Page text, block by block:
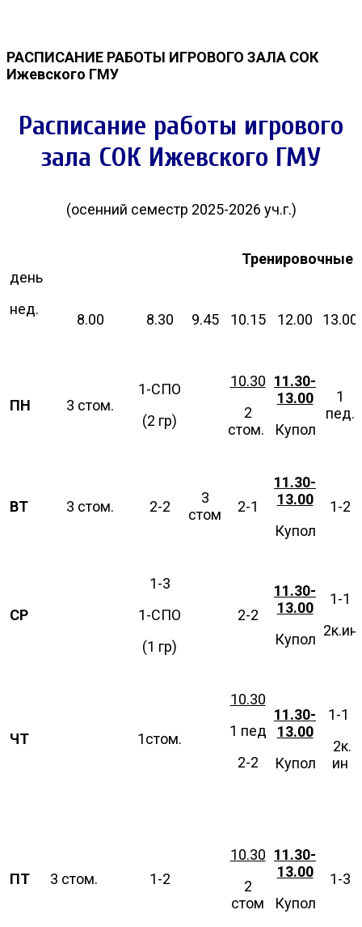
РАСПИСАНИЕ РАБОТЫ ИГРОВОГО ЗАЛА СОК
Ижевского ГМУ
Расписание работы игрового
зала СОК Ижевского ГМУ
(осенний семестр 2025-2026 уч.г.)
день
нед.
Тренировочные
8.00 8.30 9.45 10.15 12.00 13.00
ПН 3 стом.
1-СПО
(2 гр)
10.30
2
стом.
11.30-
13.00
Купол
1
пед.
ВТ 3 стом. 2-2
3
стом
2-1
11.30-
13.00
Купол
1-2
СР
1-3
1-СПО
(1 гр)
2-2
11.30-
13.00
Купол
1-1
2к.ин
ЧТ 1стом.
10.30
1 пед
2-2
11.30-
13.00
Купол
1-1
2к.
ин
ПТ 3 стом. 1-2
10.30
2
стом
11.30-
13.00
Купол
1-3